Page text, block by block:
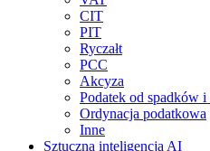
CIT
PIT
Ryczałt
PCC
Akcyza
Podatek od spadków
Ordynacja podatkowa
Inne
Sztuczna inteligencja AI